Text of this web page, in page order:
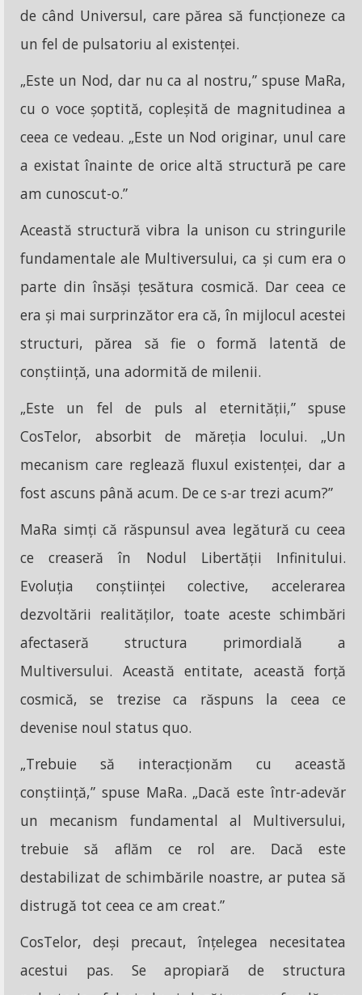
de când Universul, care părea să funcționeze ca
un fel de pulsatoriu al existenței.
„Este un Nod, dar nu ca al nostru,” spuse MaRa,
cu o voce șoptită, copleșită de magnitudinea a
ceea ce vedeau. „Este un Nod originar, unul care
a existat înainte de orice altă structură pe care
am cunoscut-o.”
Această structură vibra la unison cu stringurile
fundamentale ale Multiversului, ca și cum era o
parte din însăși țesătura cosmică. Dar ceea ce
era și mai surprinzător era că, în mijlocul acestei
structuri, părea să fie o formă latentă de
conștiință, una adormită de milenii.
„Este un fel de puls al eternității,” spuse
CosTelor, absorbit de măreția locului. „Un
mecanism care reglează fluxul existenței, dar a
fost ascuns până acum. De ce s-ar trezi acum?”
MaRa simți că răspunsul avea legătură cu ceea
ce creaseră în Nodul Libertății Infinitului.
Evoluția conștiinței colective, accelerarea
dezvoltării realităților, toate aceste schimbări
afectaseră structura primordială a
Multiversului. Această entitate, această forță
cosmică, se trezise ca răspuns la ceea ce
devenise noul status quo.
„Trebuie să interacționăm cu această
conștiință,” spuse MaRa. „Dacă este într-adevăr
un mecanism fundamental al Multiversului,
trebuie să aflăm ce rol are. Dacă este
destabilizat de schimbările noastre, ar putea să
distrugă tot ceea ce am creat.”
CosTelor, deși precaut, înțelegea necesitatea
acestui pas. Se apropiară de structura